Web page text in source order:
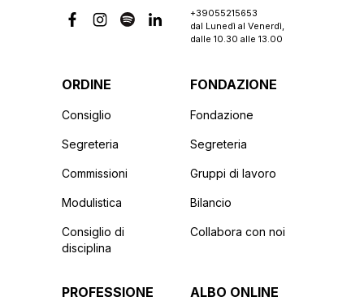
+39055215653
dal Lunedì al Venerdì,
dalle 10.30 alle 13.00
ORDINE
Consiglio
Segreteria
Commissioni
Modulistica
Consiglio di
disciplina
FONDAZIONE
Fondazione
Segreteria
Gruppi di lavoro
Bilancio
Collabora con noi
PROFESSIONE ALBO ONLINE